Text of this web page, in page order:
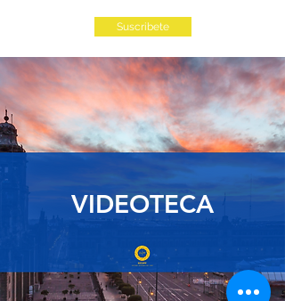
Suscribete
VIDEOTECA